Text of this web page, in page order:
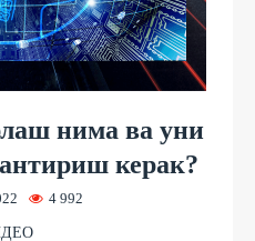
нима ва уни
керак?
4 992